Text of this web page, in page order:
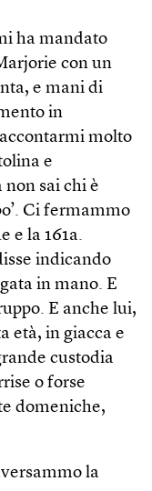
ha mandato
con un
e mani di
in
molto
e
sai chi è
Ci fermammo
e la 161a.
indicando
in mano. E
E anche lui,
età, in giacca e
custodia
o forse
domeniche,
la